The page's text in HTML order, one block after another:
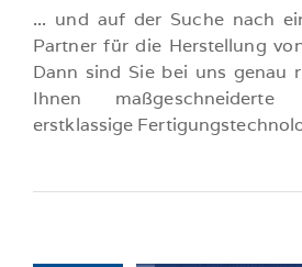
... und auf der Suche nach
Partner für die Herstellung
Dann sind Sie bei uns
Ihnen
erstklassige